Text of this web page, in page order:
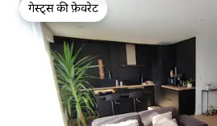
गेस्ट्स की फ़ेवरेट
गेस्ट्स की फ़ेवरेट